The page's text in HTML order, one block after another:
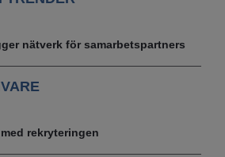
nätverk för samarbetspartners
rekryteringen